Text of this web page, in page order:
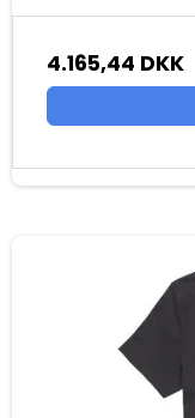
4.165,44 DKK